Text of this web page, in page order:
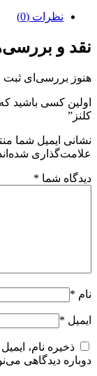
نظرات (0)
نقد و
هنوز بررسی‌ای
اولین کسی باشید
کلنز”
نشانی ایمیل شما
علامت‌گذاری
دیدگاه شما *
نام *
ایمیل *
ذخیره نام،
دوباره دیدگاهی